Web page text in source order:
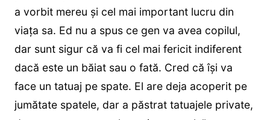
a vorbit mereu și cel mai important lucru din
viața sa. Ed nu a spus ce gen va avea copilul,
dar sunt sigur că va fi cel mai fericit indiferent
dacă este un băiat sau o fată. Cred că își va
face un tatuaj pe spate. El are deja acoperit pe
jumătate spatele, dar a păstrat tatuajele private,